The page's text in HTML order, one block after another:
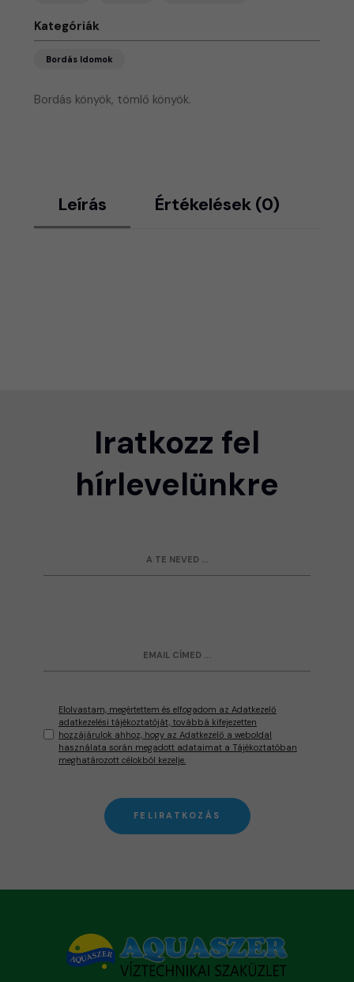
Bordás könyök, tömlő könyök.
Kategóriák
Bordás Idomok
Leírás Értékelések (0)
Iratkozz fel
hírlevelünkre
Elolvastam, megértettem és elfogadom az Adatkezelő
adatkezelési tájékoztatóját, továbbá kifejezetten
hozzájárulok ahhoz, hogy az Adatkezelő a weboldal
használata során megadott adataimat a Tájékoztatóban
meghatározott célokból kezelje.
FELIRATKOZÁS